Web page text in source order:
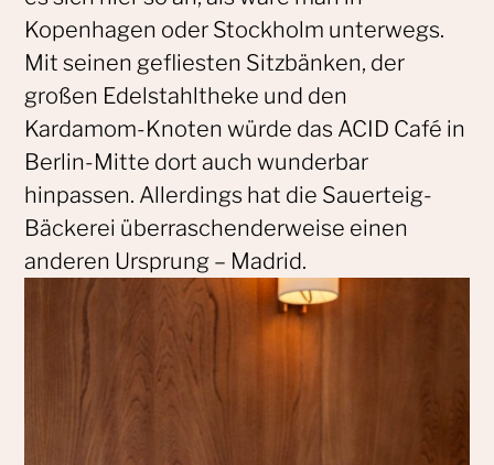
Kopenhagen oder Stockholm unterwegs.
Mit seinen gefliesten Sitzbänken, der
großen Edelstahltheke und den
Kardamom-Knoten würde das ACID Café in
Berlin-Mitte dort auch wunderbar
hinpassen. Allerdings hat die Sauerteig-
Bäckerei überraschenderweise einen
anderen Ursprung – Madrid.